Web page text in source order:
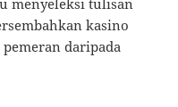
kasino
daripada